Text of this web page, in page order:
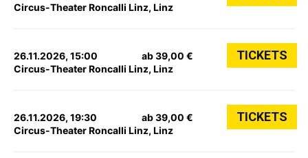
Circus-Theater Roncalli Linz, Linz
26.11.2026, 15:00
Circus-Theater Roncalli Linz, Linz
ab 39,00 € TICKETS
26.11.2026, 19:30
Circus-Theater Roncalli Linz, Linz
ab 39,00 € TICKETS